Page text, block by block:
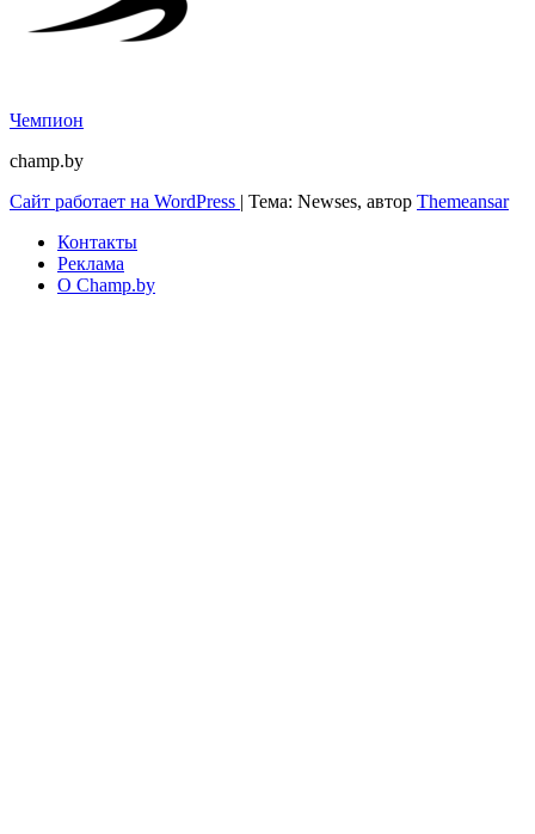
Чемпион
champ.by
Сайт работает на WordPress | Тема: Newses, автор Themeansar
Контакты
Реклама
О Champ.by